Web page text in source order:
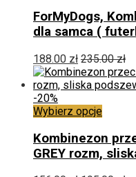
ma
wiele
Opcje
można
wybrać
na
stronie
ForMyDogs,
dla samca (
188.00 zł 235.00zł
-20%
Wybierz opcjeTen
ma
wiele
Kombinezon
GREY rozm,